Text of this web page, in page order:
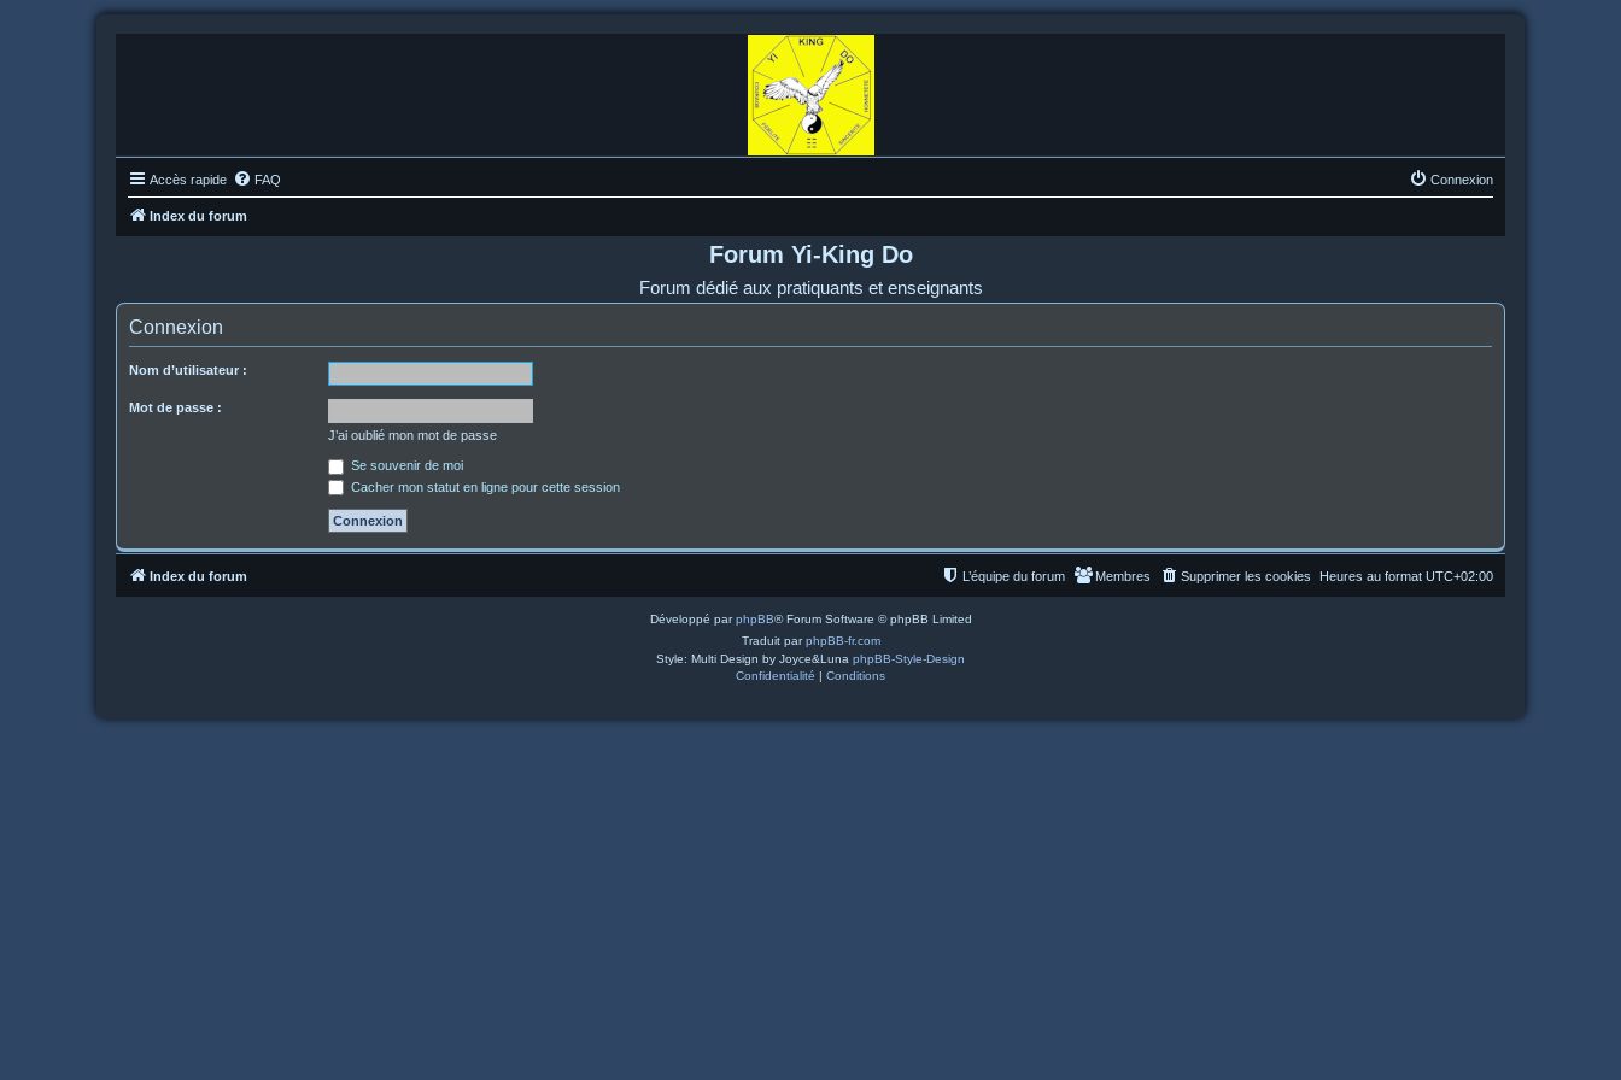
Accès rapide FAQ Connexion
Index du forum
Forum Yi-King Do
Forum dédié aux pratiquants et enseignants
Connexion
Nom d’utilisateur :
Mot de passe :
J’ai oublié mon mot de passe
Se souvenir de moi
Cacher mon statut en ligne pour cette session
Index du forum Heures au format UTC+02:00
Supprimer les cookies
Membres
L’équipe du forum
Développé parphpBB® Forum Software © phpBB Limited
Traduit parphpBB-fr.com
Style: Multi Design by Joyce&Luna phpBB-Style-Design
Confidentialité | Conditions